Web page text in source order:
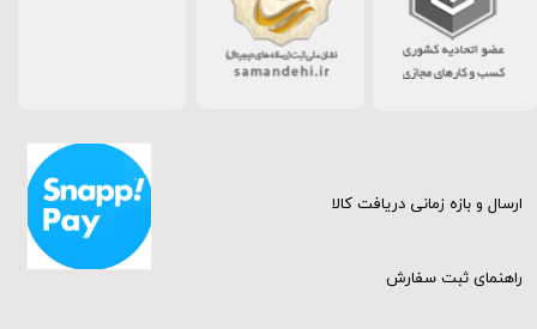
ارسال و بازه زمانی دریافت کالا
راهنمای ثبت سفارش